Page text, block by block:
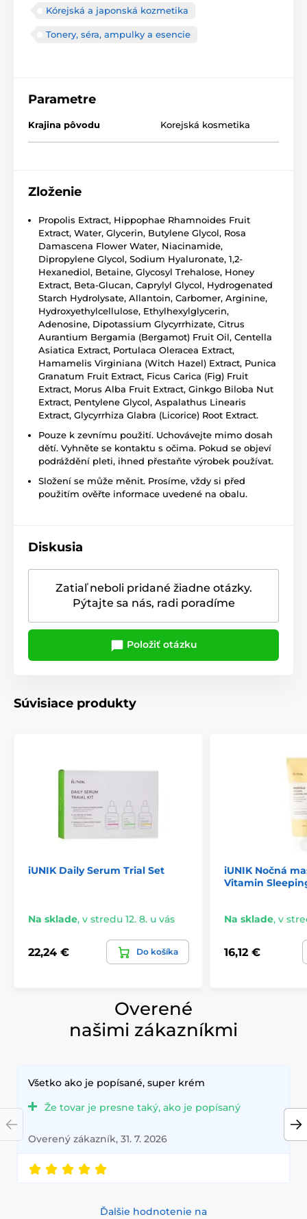
Kórejská a japonská kozmetika
Tonery, séra, ampulky a esencie
Parametre
Krajina pôvodu Korejská kosmetika
Zloženie
Propolis Extract, Hippophae Rhamnoides Fruit
Extract, Water, Glycerin, Butylene Glycol, Rosa
Damascena Flower Water, Niacinamide,
Dipropylene Glycol, Sodium Hyaluronate, 1,2-
Hexanediol, Betaine, Glycosyl Trehalose, Honey
Extract, Beta-Glucan, Caprylyl Glycol, Hydrogenated
Starch Hydrolysate, Allantoin, Carbomer, Arginine,
Hydroxyethylcellulose, Ethylhexylglycerin,
Adenosine, Dipotassium Glycyrrhizate, Citrus
Aurantium Bergamia (Bergamot) Fruit Oil, Centella
Asiatica Extract, Portulaca Oleracea Extract,
Hamamelis Virginiana (Witch Hazel) Extract, Punica
Granatum Fruit Extract, Ficus Carica (Fig) Fruit
Extract, Morus Alba Fruit Extract, Ginkgo Biloba Nut
Extract, Pentylene Glycol, Aspalathus Linearis
Extract, Glycyrrhiza Glabra (Licorice) Root Extract.
Pouze k zevnímu použití. Uchovávejte mimo dosah
dětí. Vyhněte se kontaktu s očima. Pokud se objeví
podráždění pleti, ihned přestaňte výrobek používat.
Složení se může měnit. Prosíme, vždy si před
použitím ověřte informace uvedené na obalu.
Diskusia
Zatiaľ neboli pridané žiadne otázky.
Pýtajte sa nás, radi poradíme
Položiť otázku
Súvisiace produkty
iUNIK Daily Serum Trial Set
Na sklade, v stredu 12. 8. u vás
22,24 € Do košíka
iUNIK Nočná
Vitamin
Na sklade, v
16,12 €
Overené
našimi zákazníkmi
Všetko ako je popísané, super krém
Že tovar je presne taký, ako je popísaný
Overený zákazník, 31. 7. 2026
Ďalšie hodnotenie na